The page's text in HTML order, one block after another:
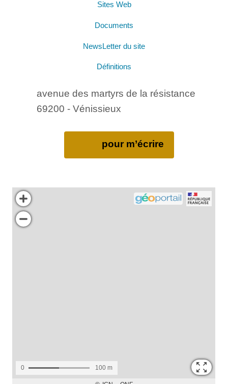
Sites Web
Documents
NewsLetter du site
Définitions
avenue des martyrs de la résistance
69200 - Vénissieux
pour m’écrire